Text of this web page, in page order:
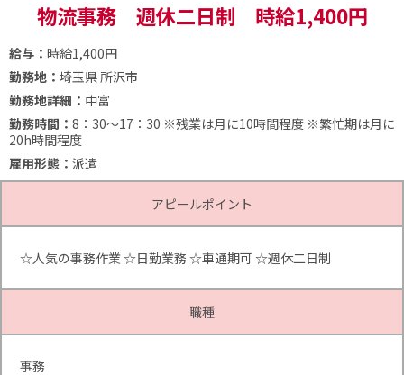
物流事務 週休二日制 時給1,400円
給与： 時給1,400円
勤務地： 埼玉県 所沢市
勤務地詳細： 中富
勤務時間： 8：30～17：30 ※残業は月に10時間程度 ※繁忙期は月に
20h時間程度
雇用形態： 派遣
アピールポイント
☆人気の事務作業 ☆日勤業務 ☆車通期可 ☆週休二日制
職種
事務